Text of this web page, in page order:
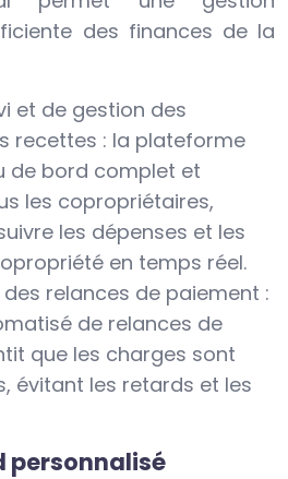
des finances de la
et de gestion des
recettes : la plateforme
de bord complet et
les copropriétaires,
les dépenses et les
en temps réel.
relances de paiement :
de relances de
que les charges sont
évitant les retards et les
personnalisé